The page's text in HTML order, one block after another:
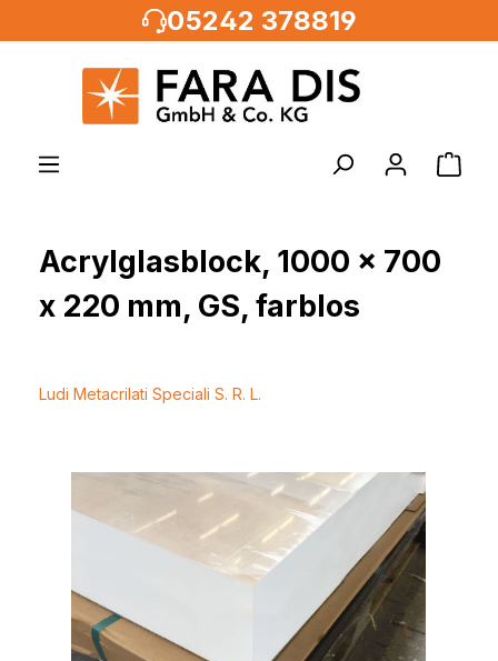
05242 378819
Acrylglasblock, 1000 x 700
x 220 mm, GS, farblos
Ludi Metacrilati Speciali S. R. L.